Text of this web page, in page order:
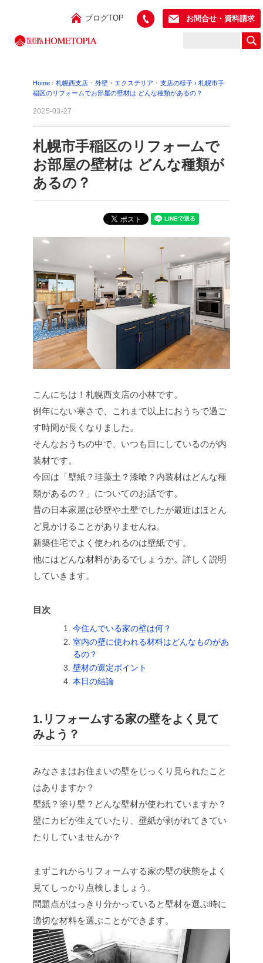
ブログTOP お問合せ・資料請求
Home › 札幌西支店 ･ 外壁・エクステリア ･ 支店の様子 › 札幌市手
稲区のリフォームでお部屋の壁材は どんな種類があるの？
2025-03-27
札幌市手稲区のリフォームで
お部屋の壁材は どんな種類が
あるの？
こんにちは！札幌西支店の小林です。
例年にない寒さで、これまで以上におうちで過ご
す時間が長くなりました。
そんなおうちの中で、いつも目にしているのが内
装材です。
今回は「壁紙？珪藻土？漆喰？内装材はどんな種
類があるの？」についてのお話です。
昔の日本家屋は砂壁や土壁でしたが最近はほとん
ど見かけることがありませんね。
新築住宅でよく使われるのは壁紙です。
他にはどんな材料があるでしょうか。詳しく説明
していきます。
目次
今住んでいる家の壁は何？
室内の壁に使われる材料はどんなものがあ
るの？
壁材の選定ポイント
本日の結論
1.リフォームする家の壁をよく見て
みよう？
みなさまはお住まいの壁をじっくり見られたこと
はありますか？
壁紙？塗り壁？どんな壁材が使われていますか？
壁にカビが生えていたり、壁紙が剥がれてきてい
たりしていませんか？
まずこれからリフォームする家の壁の状態をよく
見てしっかり点検しましょう。
問題点がはっきり分かっていると壁材を選ぶ時に
適切な材料を選ぶことができます。